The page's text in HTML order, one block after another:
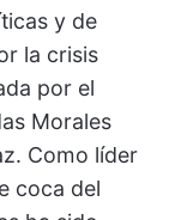
y de
la crisis
por el
Morales
Como líder
coca del